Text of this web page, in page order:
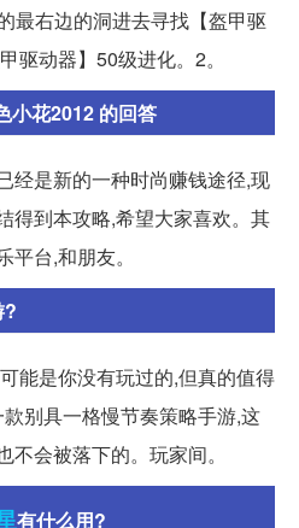
最右边的洞进去寻找【盔甲驱
驱动器】50级进化。2。
小花2012 的回答
经是新的一种时尚赚钱途径,现
得到本攻略,希望大家喜欢。其
台,和朋友。
?
能是你没有玩过的,但真的值得
别具一格慢节奏策略手游,这
会被落下的。玩家间。
有什么用?